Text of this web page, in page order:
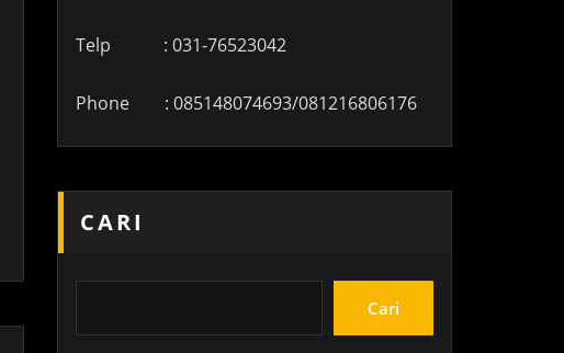
Telp : 031-76523042
Phone : 085148074693/081216806176
CARI
Cari